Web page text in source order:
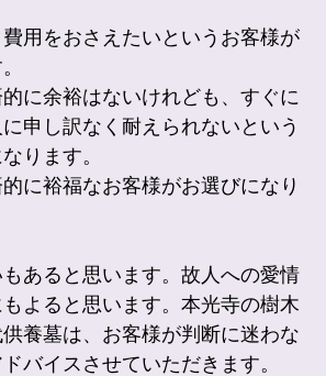
用をおさえたいというお客様が
に余裕はないけれども、すぐに
申し訳なく耐えられないという
ります。
に裕福なお客様がお選びになり
あると思います。故人への愛情
よると思います。本光寺の樹木
養墓は、お客様が判断に迷わな
バイスさせていただきます。